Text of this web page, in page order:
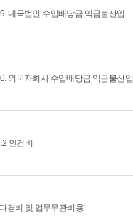
내국법인 수입배당금 익금불산입
외국자회사 수입배당금 익금불산입
인건비
경비 및 업무무관비용